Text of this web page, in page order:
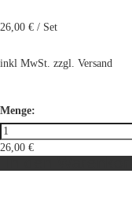
26,00 € / Set
inkl MwSt. zzgl. Versand
Menge:
26,00 €